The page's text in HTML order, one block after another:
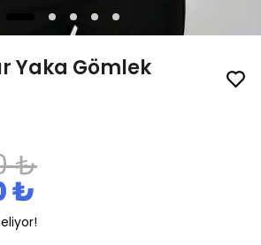
Yaka Gömlek
₺
₺